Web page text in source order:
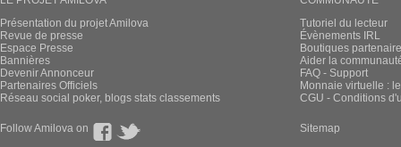
Présentation du projet Amilova
Revue de presse
Espace Presse
Bannières
Devenir Annonceur
Partenaires Officiels
Réseau social poker, blogs stats classements
Tutoriel du lecteur
Évènements IRL
Boutiques
Aider la
FAQ - Support
Monnaie virtuelle :
CGU - Conditions
Follow Amilova on Sitemap